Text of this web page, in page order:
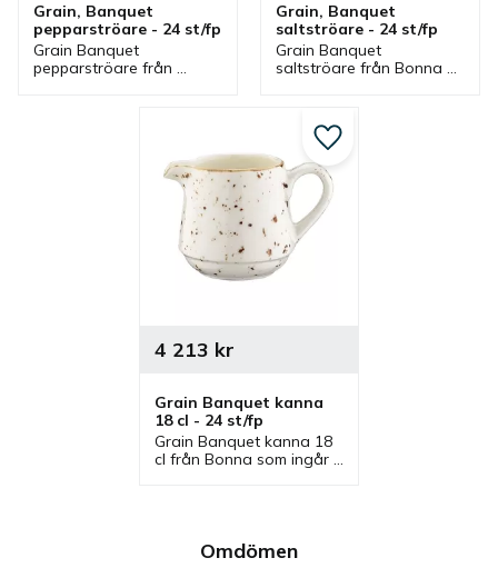
Omdömen
Grain, Banquet
pepparströare - 24 st/fp
Grain Banquet
pepparströare från
Grain, Banquet
saltströare - 24 st/fp
Grain Banquet
saltströare från Bonna
Saltströare med rustik
stil som även finns som
pepparströare.
Grain Banquet kanna
18 cl - 24 st/fp
Grain Banquet kanna 18
cl från Bonna som ingår i
serveringskanna.
4 213 kr
Lägg till i favoriter